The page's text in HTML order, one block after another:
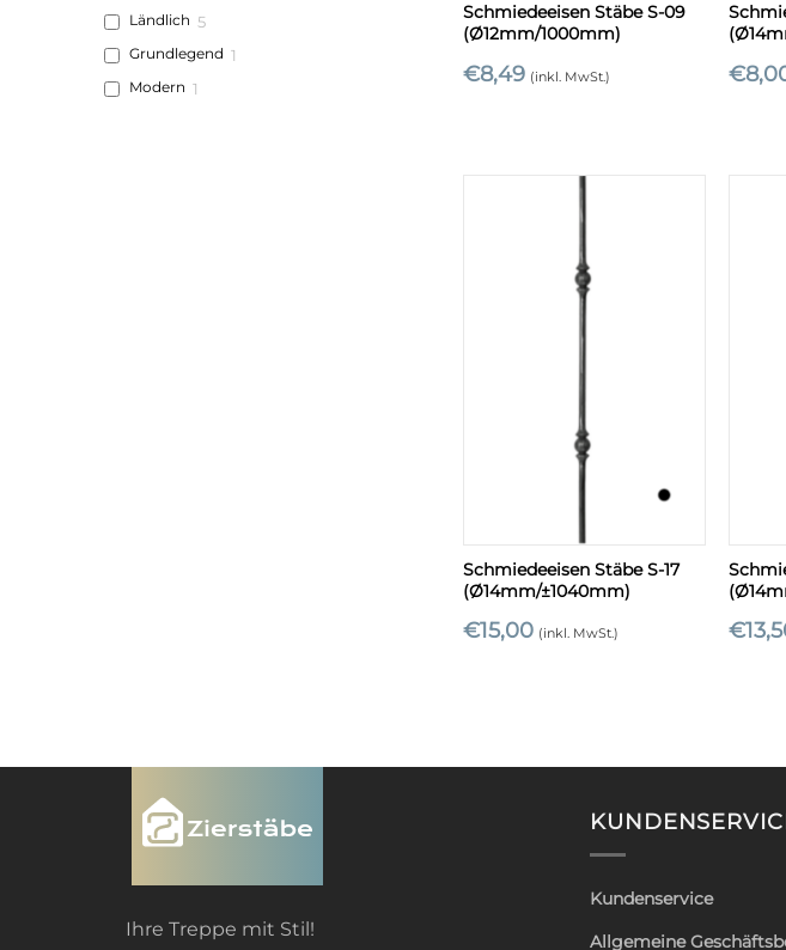
Ländlich 5
Grundlegend 1
Modern 1
Schmiedeeisen Stäbe S-09
(Ø12mm/1000mm)
€8,49 (inkl. MwSt.) €
Schmiedeeisen Stäbe S-17
(Ø14mm/±1040mm)
€15,00 (inkl. MwSt.) €
Ihre Treppe mit Stil!
Kundenservice
Allgemeine